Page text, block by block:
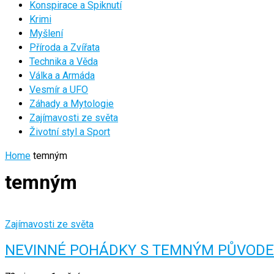
Konspirace a Spiknutí
Krimi
Myšlení
Příroda a Zvířata
Technika a Věda
Válka a Armáda
Vesmír a UFO
Záhady a Mytologie
Zajímavosti ze světa
Životní styl a Sport
Home temným
temným
Zajímavosti ze světa
NEVINNÉ POHÁDKY S TEMNÝM